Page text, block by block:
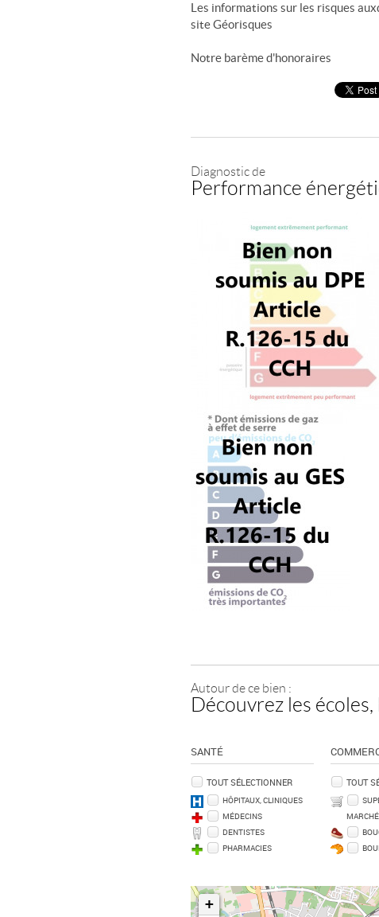
Les informations sur les risques
siteGéorisques
Notre barème d'honoraires
Diagnostic de
Performance
Autour de ce bien :
Découvrez les
SANTÉ
TOUT SÉLECTIONNER
HÔPITAUX, CLINIQUES
MÉDECINS
DENTISTES
PHARMACIES
TOUT
+